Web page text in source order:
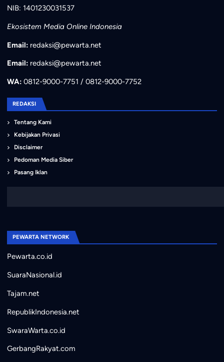
NIB: 1401230031537
Ekosistem Media Online Indonesia
Email: redaksi@pewarta.net
Email: redaksi@pewarta.net
WA:0812-9000-7751 / 0812-9000-7752
REDAKSI
Tentang Kami
Kebijakan Privasi
Disclaimer
Pedoman Media Siber
Pasang Iklan
PEWARTA NETWORK
Pewarta.co.id
SuaraNasional.id
Tajam.net
RepublikIndonesia.net
SwaraWarta.co.id
GerbangRakyat.com